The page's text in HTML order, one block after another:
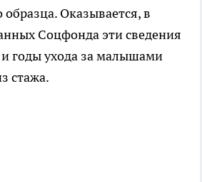
образца. Оказывается, в
Соцфонда эти сведения
годы ухода за малышами
стажа.